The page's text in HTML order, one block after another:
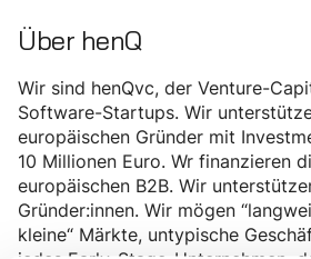
Über henQ
Wir sind henQvc, der Venture-
Software-Startups. Wir
europäischen Gründer mit
10 Millionen Euro. Wr finanzieren
europäischen B2B. Wir
Gründer:innen. Wir mögen
kleine“ Märkte, untypische